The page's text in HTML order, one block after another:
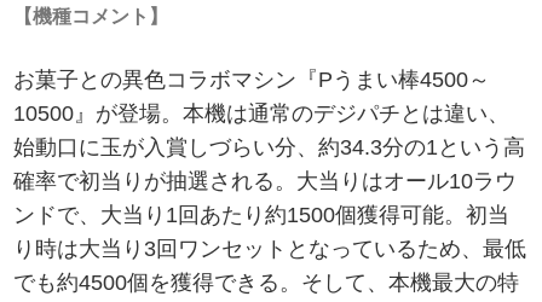
【機種コメント】
お菓子との異色コラボマシン『Pうまい棒4500～
10500』が登場。本機は通常のデジパチとは違い、
始動口に玉が入賞しづらい分、約34.3分の1という高
確率で初当りが抽選される。大当りはオール10ラウ
ンドで、大当り1回あたり約1500個獲得可能。初当
り時は大当り3回ワンセットとなっているため、最低
でも約4500個を獲得できる。そして、本機最大の特